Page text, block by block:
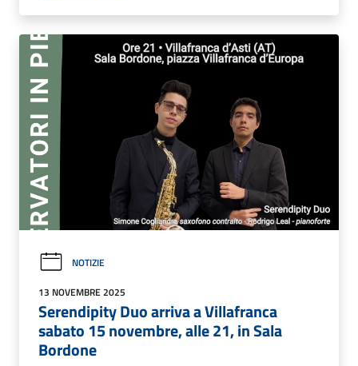
NOTIZIE
13 NOVEMBRE 2025
Serendipity Duo arriva a Villafranca
sabato 15 novembre, alle 21, in Sala
Bordone